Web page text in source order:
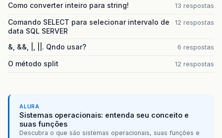
Como converter inteiro para string! 13 respostas
Comando SELECT para selecionar intervalo de
data SQL SERVER
12 respostas
&, &&, |, ||. Qndo usar? 6 respostas
O método split 12 respostas
ALURA
Sistemas operacionais: entenda seu conceito e
suas funções
Descubra o que são sistemas operacionais, suas funções e